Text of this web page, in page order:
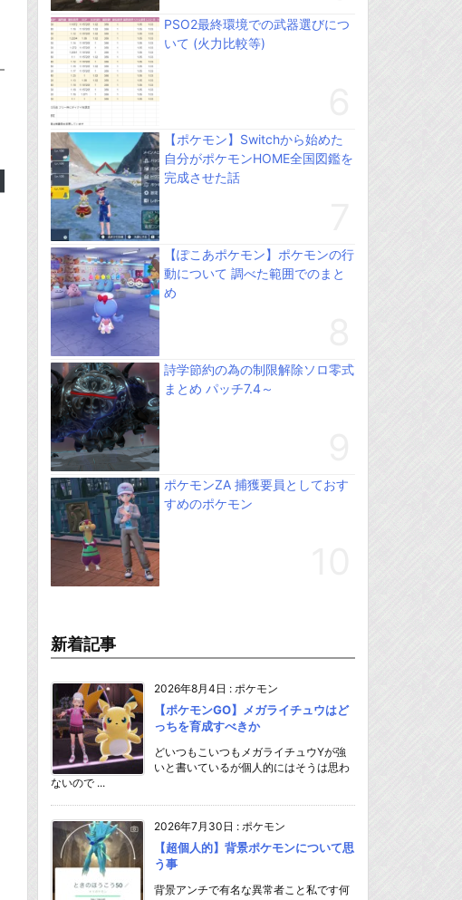
PSO2最終環境での武器選びにつ
いて (火力比較等)
【ポケモン】Switchから始めた
自分がポケモンHOME全国図鑑を
完成させた話
【ぽこあポケモン】ポケモンの行
動について 調べた範囲でのまと
め
詩学節約の為の制限解除ソロ零式
まとめ パッチ7.4～
ポケモンZA 捕獲要員としておす
すめのポケモン
新着記事
2026年8月4日 : ポケモン
【ポケモンGO】メガライチュウはど
っちを育成すべきか
どいつもこいつもメガライチュウYが強
いと書いているが個人的にはそうは思わ
ないので ...
2026年7月30日 : ポケモン
【超個人的】背景ポケモンについて思
う事
背景アンチで有名な異常者こと私です何